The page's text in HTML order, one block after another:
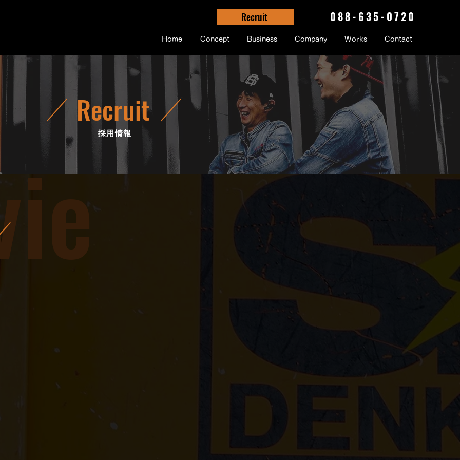
Recruit 088-635-0720
Home Concept Business Company Works Contact
Recruit
採用情報